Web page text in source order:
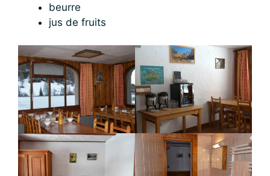
beurre
jus de fruits